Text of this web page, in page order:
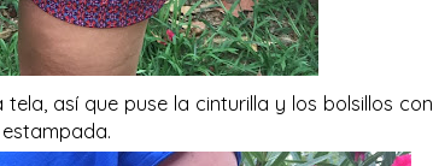
así que puse la cinturilla y los bolsillos con